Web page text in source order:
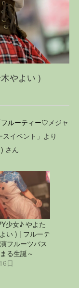
やよい )
フルーティー♡メジャ
イベント」より
さん
少女♪ やよた
い ) | フルーテ
フルーツバス
る生誕～
日